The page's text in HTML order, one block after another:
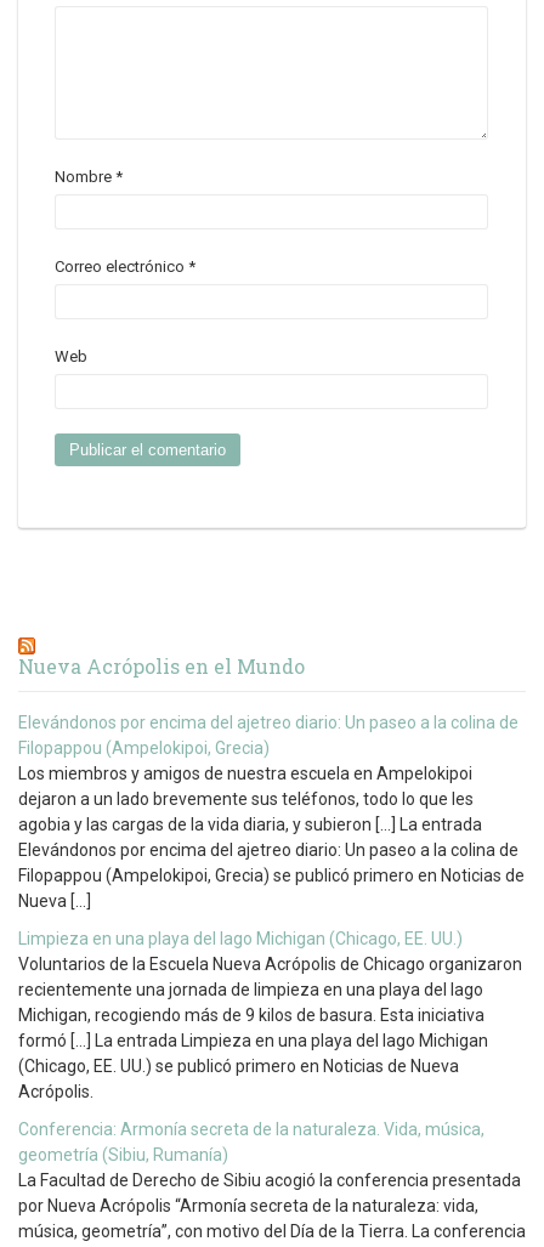
Nombre *
Correo electrónico *
Web
Nueva Acrópolis en el Mundo
Elevándonos por encima del ajetreo diario: Un paseo a la colina de
Filopappou (Ampelokipoi, Grecia)
Los miembros y amigos de nuestra escuela en Ampelokipoi
dejaron a un lado brevemente sus teléfonos, todo lo que les
agobia y las cargas de la vida diaria, y subieron […] La entrada
Elevándonos por encima del ajetreo diario: Un paseo a la colina de
Filopappou (Ampelokipoi, Grecia) se publicó primero en Noticias de
Nueva […]
Limpieza en una playa del lago Michigan (Chicago, EE. UU.)
Voluntarios de la Escuela Nueva Acrópolis de Chicago organizaron
recientemente una jornada de limpieza en una playa del lago
Michigan, recogiendo más de 9 kilos de basura. Esta iniciativa
formó […] La entrada Limpieza en una playa del lago Michigan
(Chicago, EE. UU.) se publicó primero en Noticias de Nueva
Acrópolis.
Conferencia: Armonía secreta de la naturaleza. Vida, música,
geometría (Sibiu, Rumanía)
La Facultad de Derecho de Sibiu acogió la conferencia presentada
por Nueva Acrópolis “Armonía secreta de la naturaleza: vida,
música, geometría”, con motivo del Día de la Tierra. La conferencia